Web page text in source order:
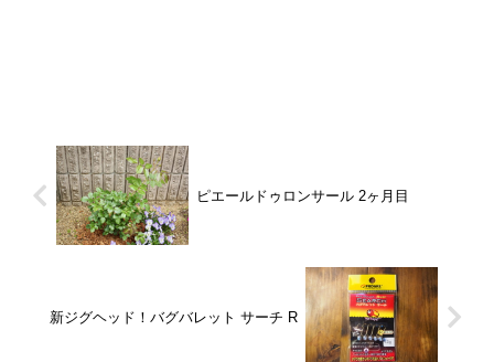
ピエールドゥロンサール 2ヶ月目
新ジグヘッド！バグバレット サーチ R